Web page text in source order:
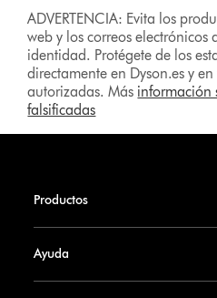
ADVERTENCIA: Evita los
web y los correos electrónicos
identidad. Protégete de los
directamente en Dyson.es y
autorizadas. Más información
falsificadas
Productos
Ayuda